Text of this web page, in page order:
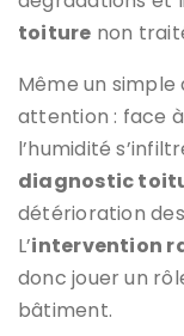
toiture non
Même un
attention : face
l’humidité
diagnostic
détérioration
L’intervention
donc jouer un
bâtiment.